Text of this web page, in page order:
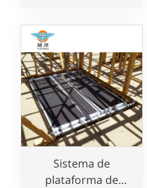
Sistema de
plataforma de